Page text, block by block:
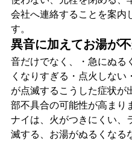
会社へ連絡することを案内
す。
異音に加えてお湯が
音だけでなく、・急にぬる
くなりすぎる・点火しない
が点滅するこうした症状が
部不具合の可能性が高まり
ナイは、火がつきにくい、
滅する、お湯がぬるくなる